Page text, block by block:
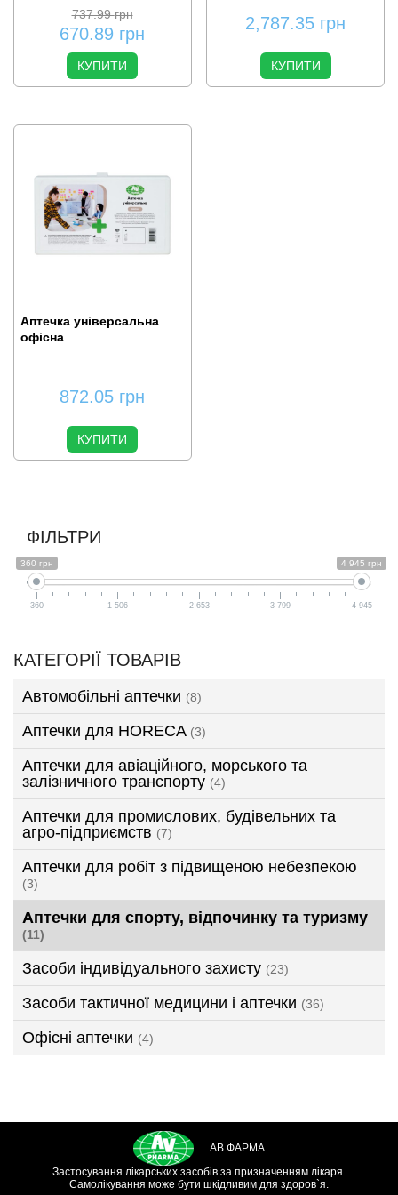
ФІЛЬТРИ
360 грн 4 945 грн
360 1 506 2 653 3 799 4 945
КАТЕГОРІЇ ТОВАРІВ
Автомобільні аптечки (8)
Аптечки для HORECA (3)
Аптечки для авіаційного, морського та
залізничного транспорту (4)
Аптечки для промислових, будівельних та
агро-підприємств (7)
Аптечки для робіт з підвищеною небезпекою
(3)
Аптечки для спорту, відпочинку та туризму
(11)
Засоби індивідуального захисту (23)
Засоби тактичної медицини і аптечки (36)
Офісні аптечки (4)
737.99грн
670.89 грн
КУПИТИ
2,787.35 грн
КУПИТИ
Аптечка універсальна
офісна
872.05 грн
КУПИТИ
АВ ФАРМА
Застосування лікарських засобів за призначенням лікаря.
Самолікування може бути шкідливим для здоров`я.